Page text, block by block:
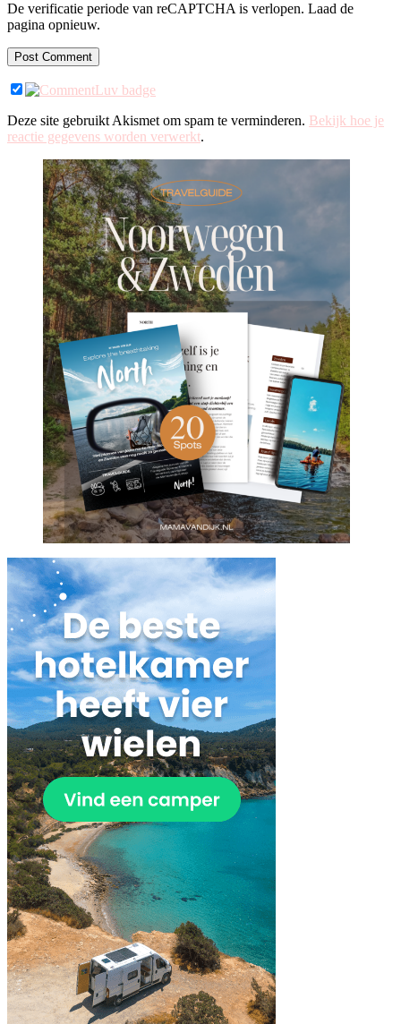
De verificatie periode van reCAPTCHA is verlopen. Laad de
pagina opnieuw.
Deze site gebruikt Akismet om spam te verminderen. Bekijk hoe je
reactie gegevens worden verwerkt.